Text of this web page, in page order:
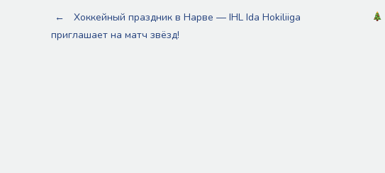
Post
←
Хоккейный праздник в Нарве — IHL Ida Hokiliiga
приглашает на матч звёзд!